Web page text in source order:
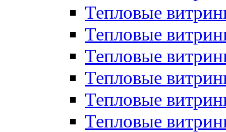
Тепловые
Тепловые
Тепловые
Тепловые
Тепловые
Тепловые